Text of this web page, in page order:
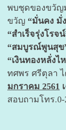
พบชุดของขวัญ
ขวัญ “มั่นคง มั่
“สำเร็จรุ่งโรจน์
“สมบูรณ์พูนสุข
“เงินทองหลั่งไ
ทศพร ศรีตุลา
มกราคม 2561
สอบถามโทร.0-